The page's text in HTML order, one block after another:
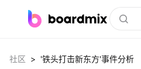
社区 > '铁头打击新东方'事件分析